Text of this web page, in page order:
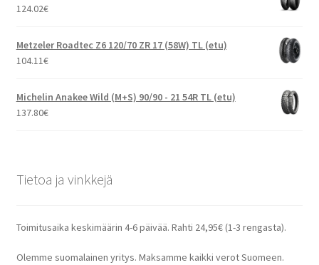
124.02€
Metzeler Roadtec Z6 120/70 ZR 17 (58W) TL (etu)
104.11€
Michelin Anakee Wild (M+S) 90/90 - 21 54R TL (etu)
137.80€
Tietoa ja vinkkejä
Toimitusaika keskimäärin 4-6 päivää. Rahti 24,95€ (1-3 rengasta).
Olemme suomalainen yritys. Maksamme kaikki verot Suomeen.